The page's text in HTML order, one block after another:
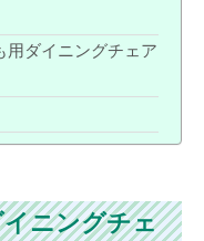
用ダイニングチェア
ニングチェ